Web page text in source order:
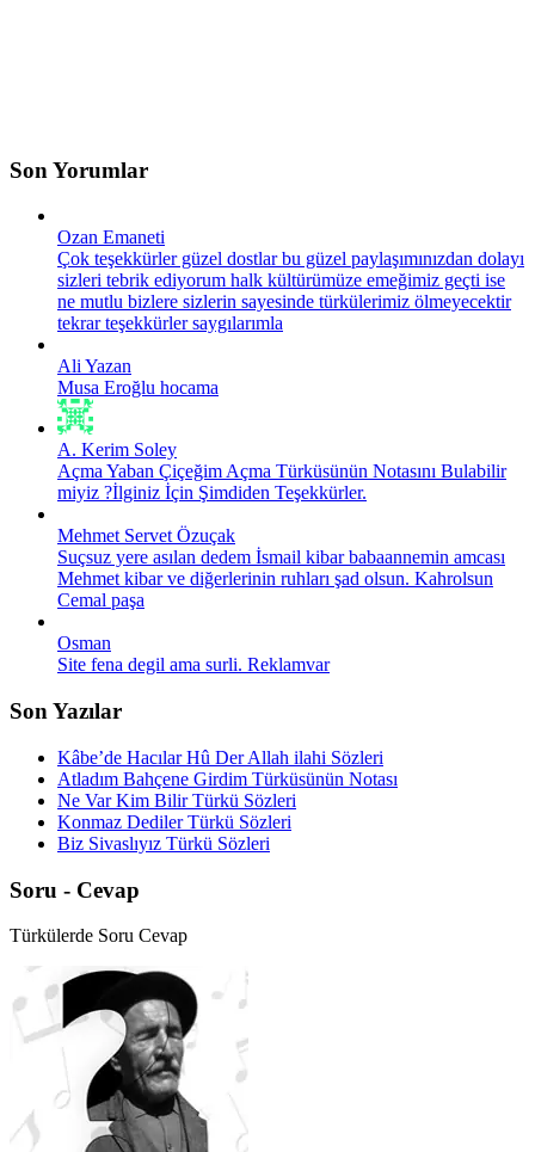
Son Yorumlar
Ozan Emaneti
Çok teşekkürler güzel dostlar bu güzel paylaşımınızdan dolayı
sizleri tebrik ediyorum halk kültürümüze emeğimiz geçti ise
ne mutlu bizlere sizlerin sayesinde türkülerimiz ölmeyecektir
tekrar teşekkürler saygılarımla
Ali Yazan
Musa Eroğlu hocama
A. Kerim Soley
Açma Yaban Çiçeğim Açma Türküsünün Notasını Bulabilir
miyiz ?İlginiz İçin Şimdiden Teşekkürler.
Mehmet Servet Özuçak
Suçsuz yere asılan dedem İsmail kibar babaannemin amcası
Mehmet kibar ve diğerlerinin ruhları şad olsun. Kahrolsun
Cemal paşa
Osman
Site fena degil ama surli. Reklamvar
Son Yazılar
Kâbe’de Hacılar Hû Der Allah ilahi Sözleri
Atladım Bahçene Girdim Türküsünün Notası
Ne Var Kim Bilir Türkü Sözleri
Konmaz Dediler Türkü Sözleri
Biz Sivaslıyız Türkü Sözleri
Soru - Cevap
Türkülerde Soru Cevap